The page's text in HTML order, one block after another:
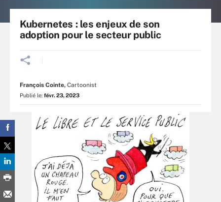
Kubernetes : les enjeux de son
adoption pour le secteur public
François Cointe, Cartoonist
Publié le: févr. 23, 2023